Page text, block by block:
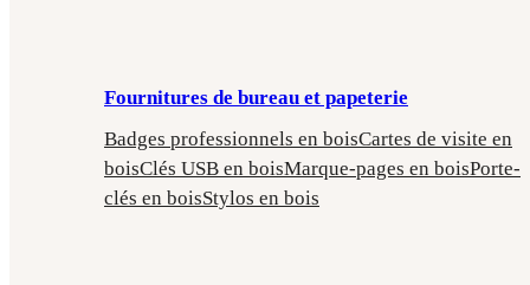
Fournitures de bureau et papeterie
Badges professionnels en boisCartes de visite en
boisClés USB en boisMarque-pages en boisPorte-
clés en boisStylos en bois